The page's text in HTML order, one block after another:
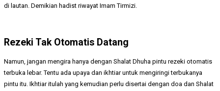
di lautan. Demikian hadist riwayat Imam Tirmizi.
Rezeki Tak Otomatis Datang
Namun, jangan mengira hanya dengan Shalat Dhuha pintu rezeki otomatis
terbuka lebar. Tentu ada upaya dan ikhtiar untuk mengiringi terbukanya
pintu itu. Ikhtiar itulah yang kemudian perlu disertai dengan doa dan Shalat